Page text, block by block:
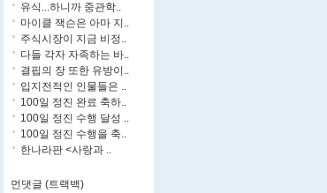
유식...하니까 중관학..
마이클 잭슨은 아마 지..
주식시장이 지금 비정..
다들 각자 자족하는 바..
결핍의 장 또한 유방이..
입지전적인 인물들은 ..
100일 정진 완료 축하..
100일 정진 수행 달성 ..
100일 정진 수행을 축..
한나라판 <사랑과 ..
먼댓글 (트랙백)